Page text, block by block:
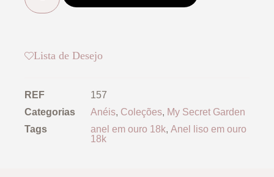
Lista de Desejo
REF
157
Categorias
Anéis, Coleções, My Secret Garden
Tags
anel em ouro 18k, Anel liso em ouro
18k